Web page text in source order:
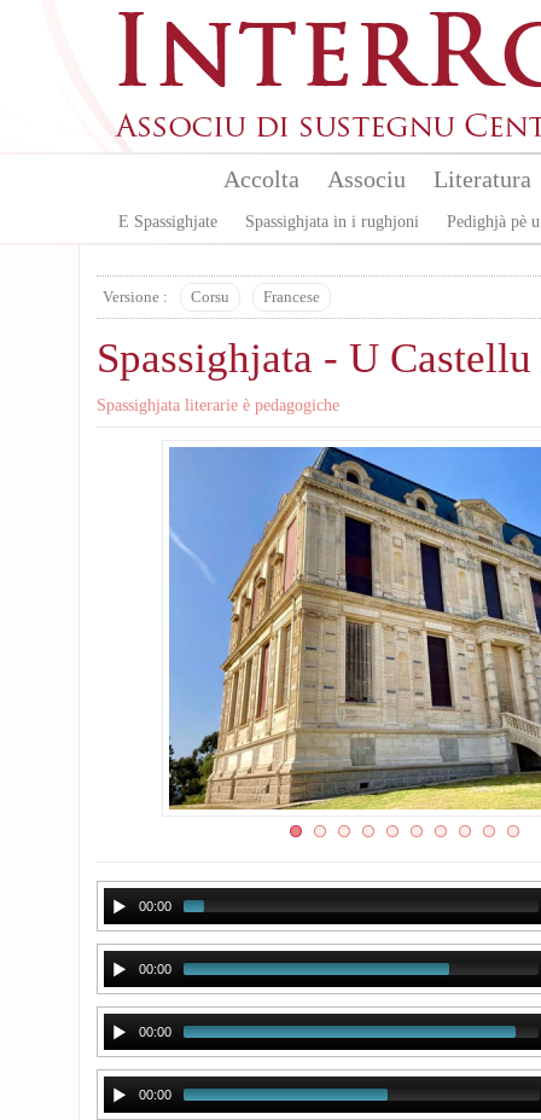
Accolta Associu Literatura
E Spassighjate Spassighjata in i rughjoni Pedighjà pè
Versione : Corsu Francese
Spassighjata - U
Spassighjata literarie è pedagogiche
00:00
00:00
00:00
00:00